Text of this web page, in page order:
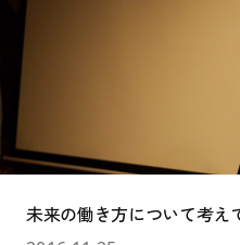
未来の働き方について考え